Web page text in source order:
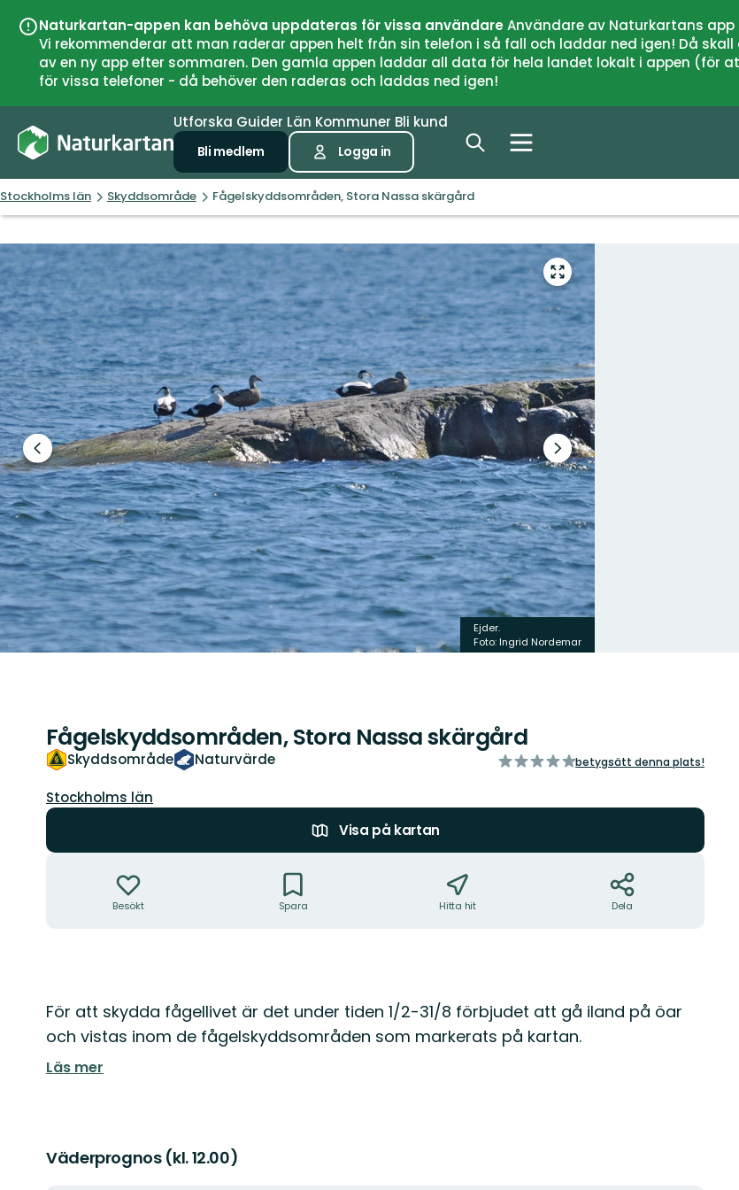
Naturkartan-appen kan behöva uppdateras för vissa användareAnvändare av Naturkartans
Vi rekommenderar att man raderar appen helt från sin telefon i så fall och laddar ned igen! Då
av en ny app efter sommaren. Den gamla appen laddar all data för hela landet lokalt i appen (för
för vissa telefoner - då behöver den raderas och laddas ned igen!
Utforska Guider Län Kommuner Bli kund
Bli medlem Logga in
Stockholms län Skyddsområde Fågelskyddsområden, Stora Nassa skärgård
Gå
till
helskärmsläge
Föregående
bild
Nästa
bildspel
Ejder.
Foto: Ingrid Nordemar
Fågelskyddsområden, Stora Nassa skärgård
Skyddsområde Naturvärde
av
betygsätt denna plats!
Län:
Stockholms län
Visa på kartan
Besökt Spara Hitta hit Dela
Beskrivning
För att skydda fågellivet är det under tiden 1/2-31/8 förbjudet att gå iland på öar
och vistas inom de fågelskyddsområden som markerats på kartan.
Läs mer
Väderprognos (kl. 12.00)